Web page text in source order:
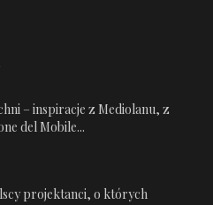
– inspiracje z Mediolanu, z
del Mobile...
projektanci, o których